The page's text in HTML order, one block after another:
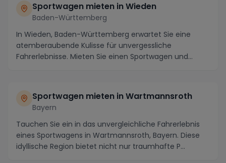
Sportwagen mieten in Wieden
Baden-Württemberg
In Wieden, Baden-Württemberg erwartet Sie eine
atemberaubende Kulisse für unvergessliche
Fahrerlebnisse. Mieten Sie einen Sportwagen und
Sportwagen mieten in Wartmannsroth
Bayern
Tauchen Sie ein in das unvergleichliche Fahrerlebnis
eines Sportwagens in Wartmannsroth, Bayern. Diese
idyllische Region bietet nicht nur traumhafte P...